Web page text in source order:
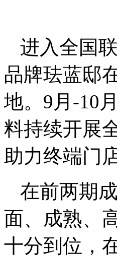
进入全国
品牌珐蓝邸
地。9月-10
料持续开展
助力终端门
在前两期
面、成熟、
十分到位，